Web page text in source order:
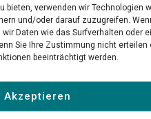
bieten, verwenden wir Technologien
und/oder darauf zuzugreifen.
Daten wie das Surfverhalten oder
Sie Ihre Zustimmung nicht erteilen
beeinträchtigt werden.
Akzeptieren
Lösemittel in
Umgebungen
Mehr erfahren →